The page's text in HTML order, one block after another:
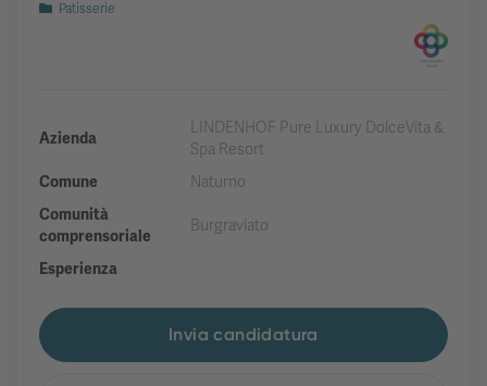
Patisserie
Azienda
LINDENHOF Pure Luxury DolceVita &
Spa Resort
Comune
Naturno
Comunità
comprensoriale
Burgraviato
Esperienza
Invia candidatura